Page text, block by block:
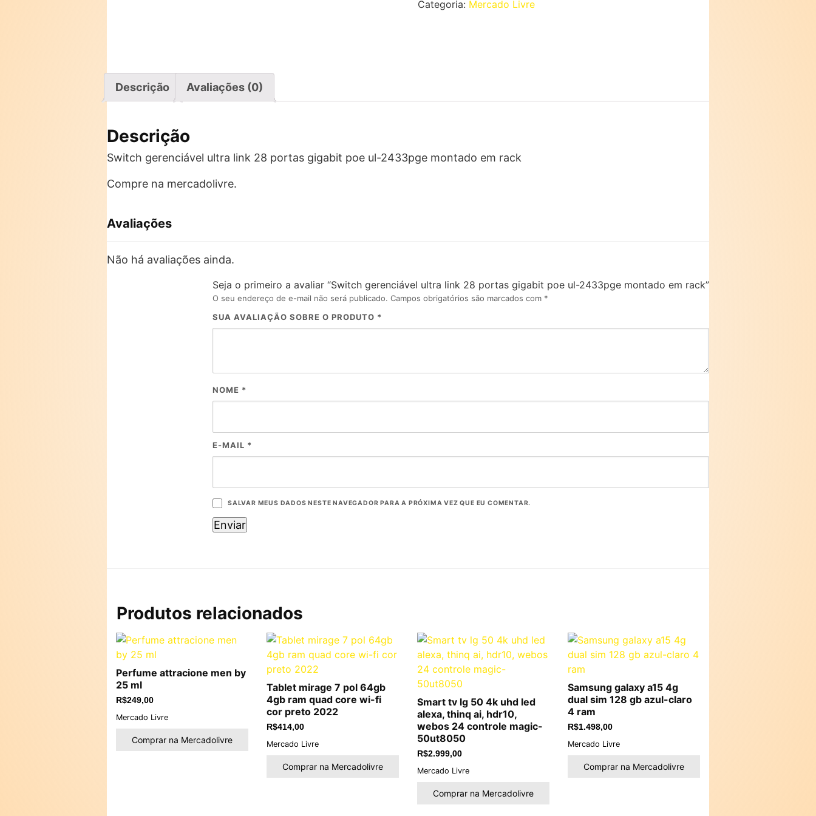
Categoria: Mercado Livre
Descrição Avaliações (0)
Descrição
Switch gerenciável ultra link 28 portas gigabit poe ul-2433pge montado em rack
Compre na mercadolivre.
Avaliações
Não há avaliações ainda.
Seja o primeiro a avaliar “Switch gerenciável ultra link 28 portas gigabit poe ul-2433pge montado em rack”
O seu endereço de e-mail não será publicado. Campos obrigatórios são marcados com *
SUA AVALIAÇÃO SOBRE O PRODUTO *
NOME *
E-MAIL *
SALVAR MEUS DADOS NESTE NAVEGADOR PARA A PRÓXIMA VEZ QUE EU COMENTAR.
Produtos relacionados
Perfume attracione men by
25 ml
R$249,00
Mercado Livre
Comprar na Mercadolivre
Tablet mirage 7 pol 64gb
4gb ram quad core wi-fi
cor preto 2022
R$414,00
Mercado Livre
Comprar na Mercadolivre
Smart tv lg 50 4k uhd led
alexa, thinq ai, hdr10,
webos 24 controle magic-
50ut8050
R$2.999,00
Mercado Livre
Comprar na Mercadolivre
Samsung galaxy a15 4g
dual sim 128 gb azul-claro
4 ram
R$1.498,00
Mercado Livre
Comprar na Mercadolivre